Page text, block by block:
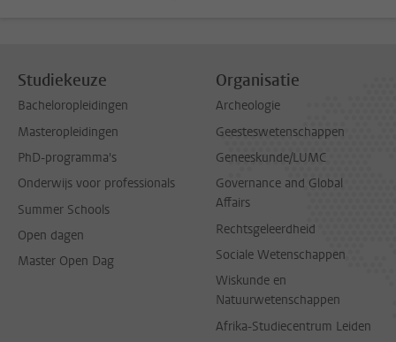
Studiekeuze
Bacheloropleidingen
Masteropleidingen
PhD-programma's
Onderwijs voor professionals
Summer Schools
Open dagen
Master Open Dag
Organisatie
Archeologie
Geesteswetenschappen
Geneeskunde/LUMC
Governance and Global
Affairs
Rechtsgeleerdheid
Sociale Wetenschappen
Wiskunde en
Natuurwetenschappen
Afrika-Studiecentrum Leiden